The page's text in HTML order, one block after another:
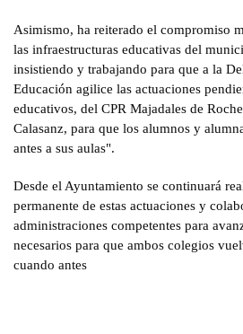
Asimismo, ha reiterado el compromiso
las infraestructuras educativas del
insistiendo y trabajando para que a la
Educación agilice las actuaciones
educativos, del CPR Majadales de
Calasanz, para que los alumnos y
antes a sus aulas".
Desde el Ayuntamiento se continuará
permanente de estas actuaciones y
administraciones competentes para
necesarios para que ambos colegios
cuando antes